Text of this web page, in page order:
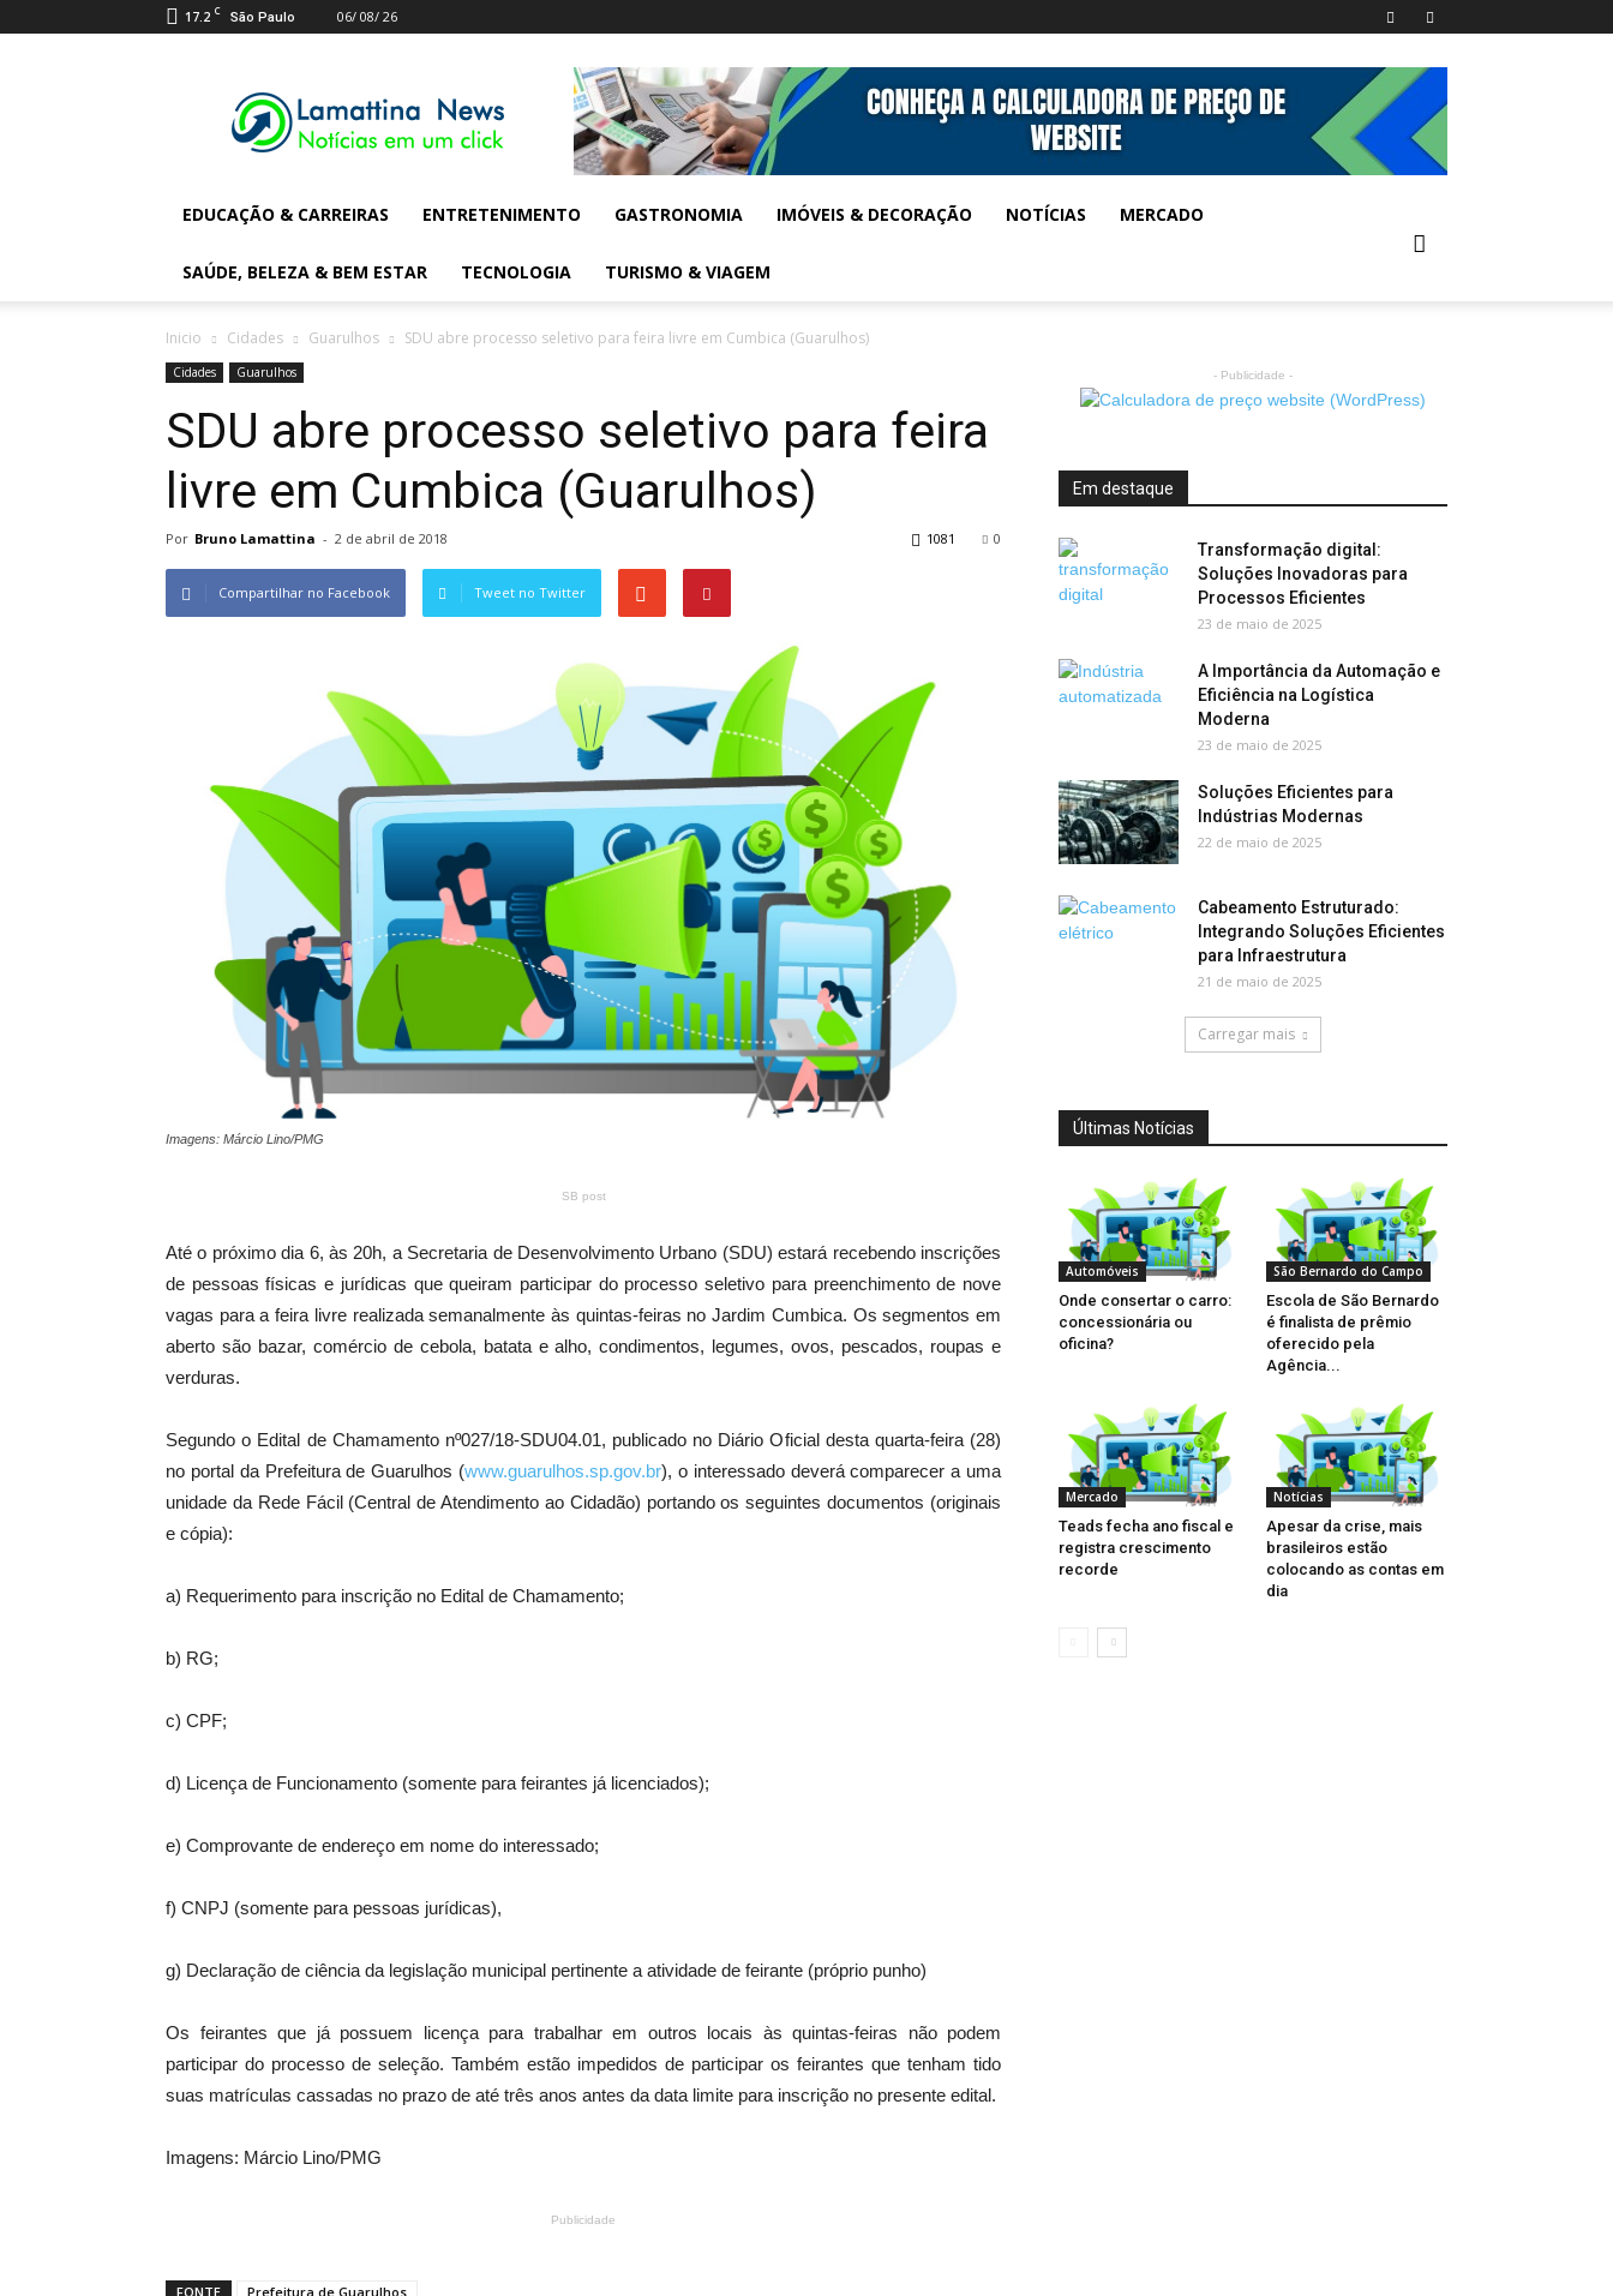
17.2 C São Paulo 06/ 08/ 26
Digital
News
EDUCAÇÃO & CARREIRAS ENTRETENIMENTO GASTRONOMIA IMÓVEIS & DECORAÇÃO NOTÍCIAS MERCADO
SAÚDE, BELEZA & BEM ESTAR TECNOLOGIA TURISMO & VIAGEM
Inicio Cidades Guarulhos SDU abre processo seletivo para feira livre em Cumbica (Guarulhos)
Cidades Guarulhos
SDU abre processo seletivo para feira
livre em Cumbica (Guarulhos)
Por Bruno Lamattina - 2 de abril de 2018 0
1081
Compartilhar no Facebook Tweet no Twitter
Imagens: Márcio Lino/PMG
SB post
Até o próximo dia 6, às 20h, a Secretaria de Desenvolvimento Urbano (SDU) estará recebendo inscrições
de pessoas físicas e jurídicas que queiram participar do processo seletivo para preenchimento de nove
vagas para a feira livre realizada semanalmente às quintas-feiras no Jardim Cumbica. Os segmentos em
aberto são bazar, comércio de cebola, batata e alho, condimentos, legumes, ovos, pescados, roupas e
verduras.
Segundo o Edital de Chamamento nº027/18-SDU04.01, publicado no Diário Oficial desta quarta-feira (28)
no portal da Prefeitura de Guarulhos (www.guarulhos.sp.gov.br), o interessado deverá comparecer a uma
unidade da Rede Fácil (Central de Atendimento ao Cidadão) portando os seguintes documentos (originais
e cópia):
a) Requerimento para inscrição no Edital de Chamamento;
b) RG;
c) CPF;
d) Licença de Funcionamento (somente para feirantes já licenciados);
e) Comprovante de endereço em nome do interessado;
f) CNPJ (somente para pessoas jurídicas),
g) Declaração de ciência da legislação municipal pertinente a atividade de feirante (próprio punho)
Os feirantes que já possuem licença para trabalhar em outros locais às quintas-feiras não podem
participar do processo de seleção. Também estão impedidos de participar os feirantes que tenham tido
suas matrículas cassadas no prazo de até três anos antes da data limite para inscrição no presente edital.
Imagens: Márcio Lino/PMG
Publicidade
FONTE Prefeitura de Guarulhos
- Publicidade -
Em destaque
Transformação digital:
Soluções Inovadoras para
Processos Eficientes
23 de maio de 2025
A Importância da Automação e
Eficiência na Logística
Moderna
23 de maio de 2025
Soluções Eficientes para
Indústrias Modernas
22 de maio de 2025
Cabeamento Estruturado:
Integrando Soluções Eficientes
para Infraestrutura
21 de maio de 2025
Carregar mais
Últimas Notícias
Automóveis
Onde consertar o carro:
concessionária ou
oficina?
São Bernardo do Campo
Escola de São Bernardo
é finalista de prêmio
oferecido pela
Agência...
Mercado
Teads fecha ano fiscal e
registra crescimento
recorde
Notícias
Apesar da crise, mais
brasileiros estão
colocando as contas em
dia